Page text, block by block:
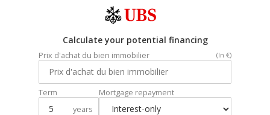
Calculate your potential financing
Prix d'achat du bien immobilier (In €)
Term
years
Mortgage repayment